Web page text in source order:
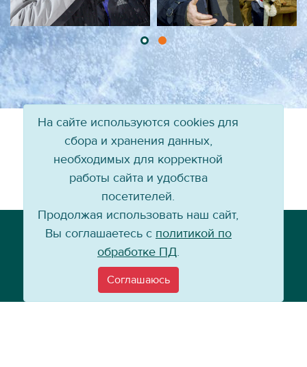
Телефон: +7 (3952) 79-57-90
info@baikal-energy.ru
На сайте используются cookies для
сбора и хранения данных,
необходимых для корректной
работы сайта и удобства
посетителей.
Продолжая использовать наш сайт,
Вы соглашаетесь с политикой по
обработке ПД.
Соглашаюсь